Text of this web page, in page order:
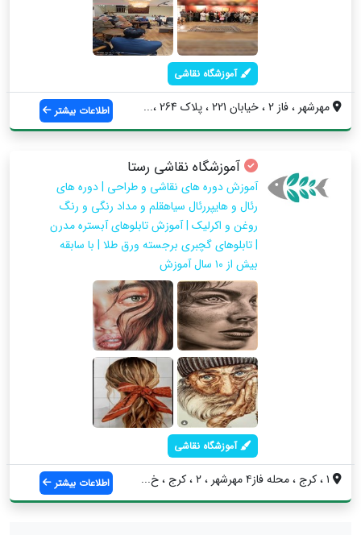
آموزشگاه نقاشی
مهرشهر ، فاز 2 ، خیابان 221 ، پلاک 264 ،... اطلاعات بیشتر
آموزشگاه نقاشی رستا
آموزش دوره های نقاشی و طراحی | دوره های
رئال و هایپررئال سیاهقلم و مداد رنگی و رنگ
روغن و اکرلیک | آموزش تابلوهای آبستره مدرن
| تابلوهای گچبری برجسته ورق طلا | با سابقه
بیش از ۱۰ سال آموزش
آموزشگاه نقاشی
اطلاعات بیشتر